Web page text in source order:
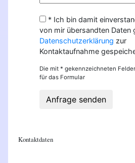
* Ich bin damit
von mir übersandten Daten
Datenschutzerklärung zur
Kontaktaufnahme
Die mit * gekennzeichneten
für das Formular
Anfrage senden
Kontaktdaten